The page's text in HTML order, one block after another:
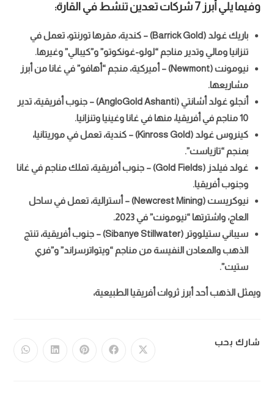
كذب… نسي أنه كذبة .. بقلم/ سلافة سمباوة
أصيل عبدالله آل مودان يحتفل بزواجه في جدة
وفيما يلي أبرز 7 شركات تعدين تنشط في القارة:
باريك غولد (Barrick Gold) – كندية، مقرها تورنتو، تعمل في
تنزانيا ومالي وتدير مناجم “لولو-غونكوتو” و”كيبالي” وغيرها.
نيومونت (Newmont) – أميركية، منجم “أهافو” في غانا من أبرز
مشاريعها.
أنجلو غولد أشانتي (AngloGold Ashanti) – جنوب أفريقية، تدير
10 مناجم في أفريقيا، منها في غانا وغينيا وتنزانيا.
كينروس غولد (Kinross Gold) – كندية، تعمل في موريتانيا،
بمنجم “تازياست”.
غولد فيلدز (Gold Fields) – جنوب أفريقية، تملك مناجم في غانا
وجنوب أفريقيا.
نيوكريست (Newcrest Mining) – أسترالية، تعمل في ساحل
العاج، واشترتها “نيومونت” في 2023.
سيباني ستيلووتر (Sibanye Stillwater) – جنوب أفريقية، تنتج
الذهب والمعادن النفيسة من مناجم “ويتواترسراند” و”فري
ستيت”.
ويمثل الذهب أحد أبرز ثروات أفريقيا الطبيعية،
شارك بحب